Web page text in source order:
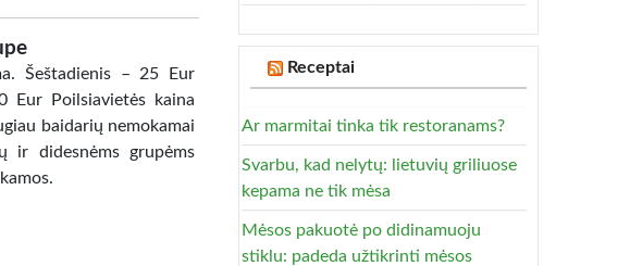
Šeštadienis – 25 Eur
Eur Poilsiavietės kaina
baidarių nemokamai
ir didesnėms grupėms
Receptai
Ar marmitai tinka tik restoranams?
Svarbu, kad nelytų: lietuvių griliuose
kepama ne tik mėsa
Mėsos pakuotė po didinamuoju
stiklu: padeda užtikrinti mėsos